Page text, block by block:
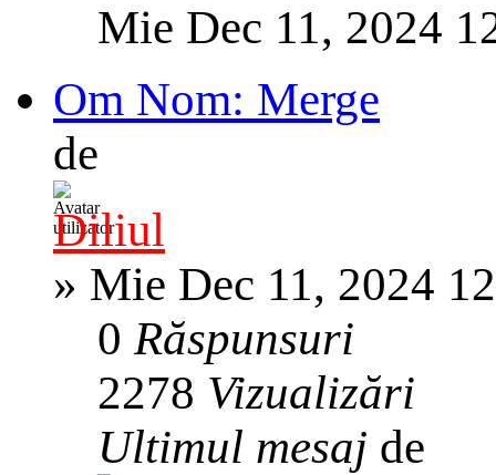
Mie Dec 11, 2024
Om Nom: Merge
de
Diliul
» Mie Dec 11, 2024
0Răspunsuri
2278 Vizualizări
Ultimul mesaj de